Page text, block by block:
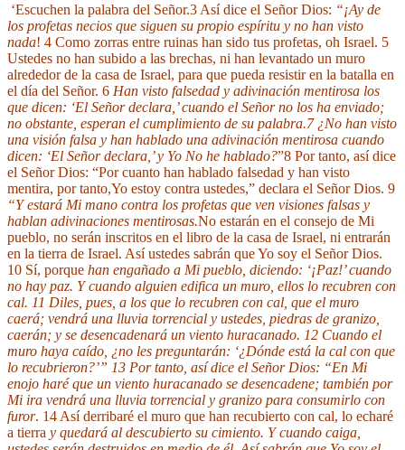
‘Escuchen la palabra del Señor.3 Así dice el Señor Dios: “¡Ay de
los profetas necios que siguen su propio espíritu y no han visto
nada! 4 Como zorras entre ruinas han sido tus profetas, oh Israel. 5
Ustedes no han subido a las brechas, ni han levantado un muro
alrededor de la casa de Israel, para que pueda resistir en la batalla en
el día del Señor. 6 Han visto falsedad y adivinación mentirosa los
que dicen: ‘El Señor declara,’ cuando el Señor no los ha enviado;
no obstante, esperan el cumplimiento de su palabra.7 ¿No han visto
una visión falsa y han hablado una adivinación mentirosa cuando
dicen: ‘El Señor declara,’ y Yo No he hablado?”8 Por tanto, así dice
el Señor Dios: “Por cuanto han hablado falsedad y han visto
mentira, por tanto,Yo estoy contra ustedes,” declara el Señor Dios. 9
“Y estará Mi mano contra los profetas que ven visiones falsas y
hablan adivinaciones mentirosas.No estarán en el consejo de Mi
pueblo, no serán inscritos en el libro de la casa de Israel, ni entrarán
en la tierra de Israel. Así ustedes sabrán que Yo soy el Señor Dios.
10 Sí, porque han engañado a Mi pueblo, diciendo: ‘¡Paz!’ cuando
no hay paz. Y cuando alguien edifica un muro, ellos lo recubren con
cal. 11 Diles, pues, a los que lo recubren con cal, que el muro
caerá; vendrá una lluvia torrencial y ustedes, piedras de granizo,
caerán; y se desencadenará un viento huracanado. 12 Cuando el
muro haya caído, ¿no les preguntarán: ‘¿Dónde está la cal con que
lo recubrieron?’” 13 Por tanto, así dice el Señor Dios: “En Mi
enojo haré que un viento huracanado se desencadene; también por
Mi ira vendrá una lluvia torrencial y granizo para consumirlo con
furor. 14 Así derribaré el muro que han recubierto con cal, lo echaré
a tierra y quedará al descubierto su cimiento. Y cuando caiga,